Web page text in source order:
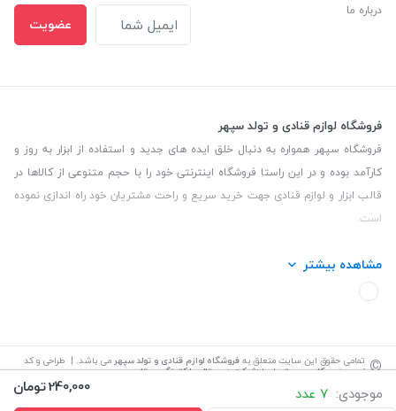
موجودی: 7 عدد 240,000تومان
درباره ما
عضویت
فروشگاه لوازم قنادی و تولد سپهر
فروشگاه سپهر همواره به دنبال خلق ایده های جدید و استفاده از ابزار به روز و
کارآمد بوده و در این راستا فروشگاه اینترنتی خود را با حجم متنوعی از کالاها در
قالب ابزار و لوازم قنادی جهت خرید سریع و راحت مشتریان خود راه اندازی نموده
است.
این فروشگاه تمام تلاش خود را نموده تا کالاهایی با کیفیت و با حداقل قیمت
عرضه نماید.
مشاهده بیشتر
© تمامی حقوق این سایت متعلق بهفروشگاه لوازم قنادی و تولد سپهر می باشد. | طراحی و کد
نویسی:سپکام سیستماجرا:شرکت دیجیتال مارکتینگ سپتا